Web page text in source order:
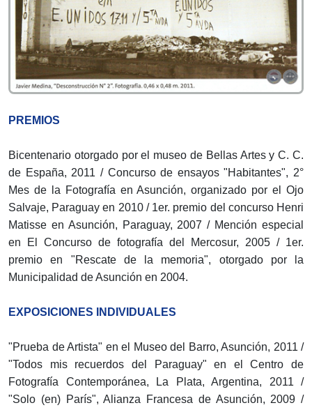
PREMIOS
Bicentenario otorgado por el museo de Bellas Artes y C. C.
de España, 2011 / Concurso de ensayos "Habitantes", 2°
Mes de la Fotografía en Asunción, organizado por el Ojo
Salvaje, Paraguay en 2010 / 1er. premio del concurso Henri
Matisse en Asunción, Paraguay, 2007 / Mención especial
en El Concurso de fotografía del Mercosur, 2005 / 1er.
premio en "Rescate de la memoria", otorgado por la
Municipalidad de Asunción en 2004.
EXPOSICIONES INDIVIDUALES
"Prueba de Artista" en el Museo del Barro, Asunción, 2011 /
"Todos mis recuerdos del Paraguay" en el Centro de
Fotografía Contemporánea, La Plata, Argentina, 2011 /
"Solo (en) París", Alianza Francesa de Asunción, 2009 /